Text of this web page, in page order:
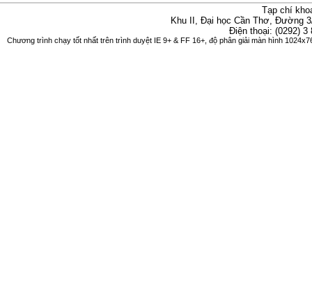
Tạp chí
Khu II, Đại học Cần Thơ, Đường
Điện thoại: (0292)
Chương trình chạy tốt nhất trên trình duyệt IE 9+ & FF 16+, độ phân giải màn hình